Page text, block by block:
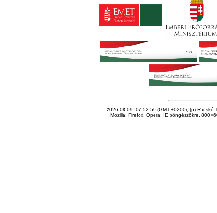
2026.08.09. 07:52:59 (GMT +0200), (p) Racskó
Mozilla, Firefox, Opera, IE böngészőkre,